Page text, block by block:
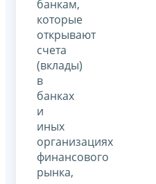
банкам,
которые
открывают
счета
(вклады)
в
банках
и
иных
организациях
финансового
рынка,